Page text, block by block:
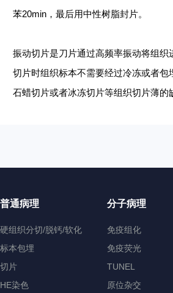
苯20min，最后用中性树脂封片。
振动切片是刀片通过高频率振动将组织
切片时组织标本不需要经过冷冻或者
石蜡切片或者冰冻切片等组织切片薄
普通病理
硬组织分切/脱钙/软化
标本包埋
切片
HE染色
分子病理
免疫组化
免疫荧光
TUNEL
原位杂交